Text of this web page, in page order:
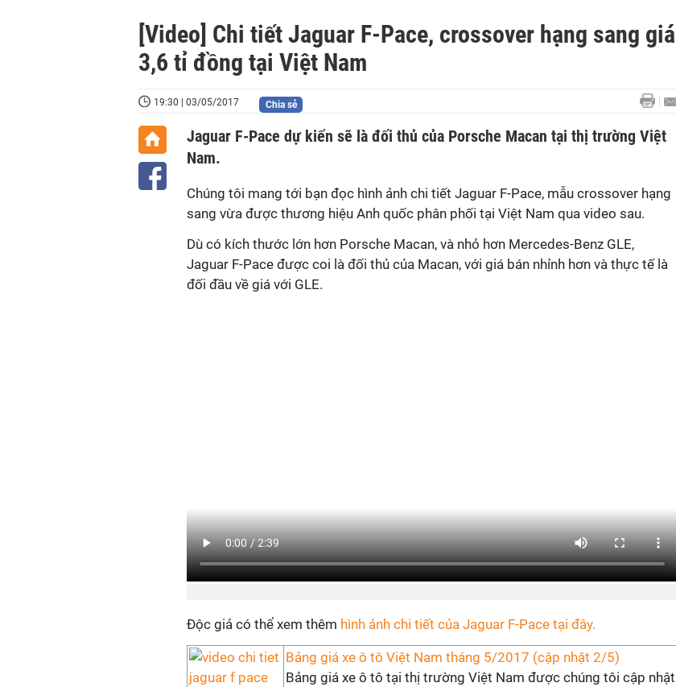
[Video] Chi tiết Jaguar F-Pace, crossover hạng sang giá
3,6 tỉ đồng tại Việt Nam
19:30 | 03/05/2017 Chia sẻ
Jaguar F-Pace dự kiến sẽ là đối thủ của Porsche Macan tại thị trường Việt
Nam.
Chúng tôi mang tới bạn đọc hình ảnh chi tiết Jaguar F-Pace, mẫu crossover hạng
sang vừa được thương hiệu Anh quốc phân phối tại Việt Nam qua video sau.
Dù có kích thước lớn hơn Porsche Macan, và nhỏ hơn Mercedes-Benz GLE,
Jaguar F-Pace được coi là đối thủ của Macan, với giá bán nhỉnh hơn và thực tế là
đối đầu về giá với GLE.
Độc giả có thể xem thêm hình ảnh chi tiết của Jaguar F-Pace tại đây.
Bảng giá xe ô tô Việt Nam tháng 5/2017 (cập nhật 2/5)
Bảng giá xe ô tô tại thị trường Việt Nam được chúng tôi cập nhật